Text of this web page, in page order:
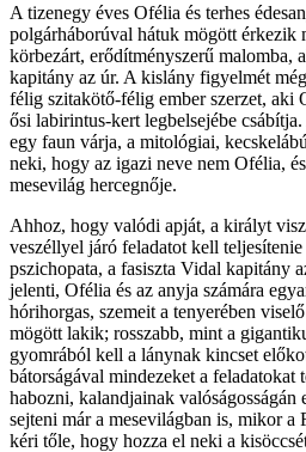
A tizenegy éves Ofélia és terhes
polgárháborúval hátuk mögött érkezik
körbezárt, erődítményszerű malomba,
kapitány az úr. A kislány figyelmét
félig szitakötő-félig ember szerzet, aki
ősi labirintus-kert legbelsejébe
egy faun várja, a mitológiai,
neki, hogy az igazi neve nem Ofélia,
mesevilág hercegnője.
Ahhoz, hogy valódi apját, a királyt
veszéllyel járó feladatot kell
pszichopata, a fasiszta Vidal kapitány
jelenti, Ofélia és az anyja számára
hórihorgas, szemeit a tenyerében
mögött lakik; rosszabb, mint a
gyomrából kell a lánynak kincset
bátorságával mindezeket a feladatokat
habozni, kalandjainak
sejteni már a mesevilágban is, mikor a
kéri tőle, hogy hozza el neki a